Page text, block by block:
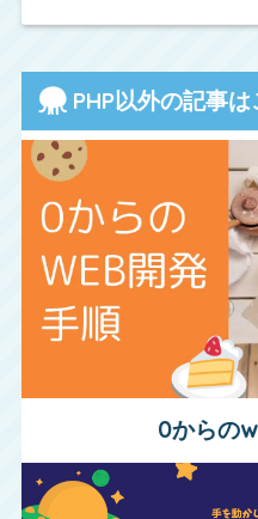
PHP以外の記事は
0からの